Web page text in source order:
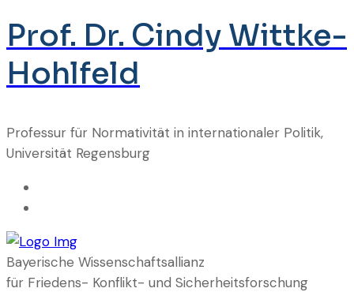
Prof. Dr. Cindy Wittke-
Hohlfeld
Professur für Normativität in internationaler Politik,
Universität Regensburg
Bayerische Wissenschaftsallianz
für Friedens- Konflikt- und Sicherheitsforschung